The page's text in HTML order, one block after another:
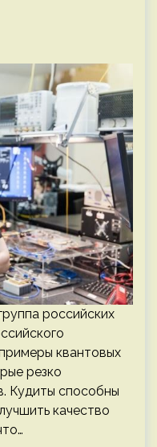
российских
квантовых
резко
Кудиты способны
качество